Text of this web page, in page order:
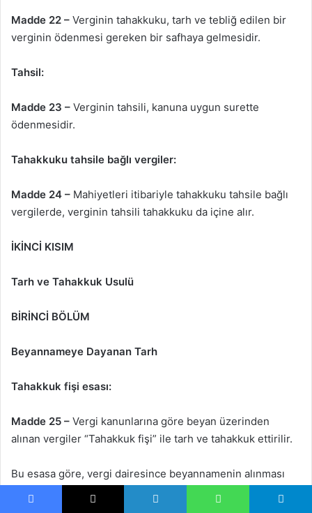
Madde 22 – Verginin tahakkuku, tarh ve tebliğ edilen bir
verginin ödenmesi gereken bir safhaya gelmesidir.
Tahsil:
Madde 23 – Verginin tahsili, kanuna uygun surette
ödenmesidir.
Tahakkuku tahsile bağlı vergiler:
Madde 24 – Mahiyetleri itibariyle tahakkuku tahsile bağlı
vergilerde, verginin tahsili tahakkuku da içine alır.
İKİNCİ KISIM
Tarh ve Tahakkuk Usulü
BİRİNCİ BÖLÜM
Beyannameye Dayanan Tarh
Tahakkuk fişi esası:
Madde 25 – Vergi kanunlarına göre beyan üzerinden
alınan vergiler “Tahakkuk fişi” ile tarh ve tahakkuk ettirilir.
Bu esasa göre, vergi dairesince beyannamenin alınması